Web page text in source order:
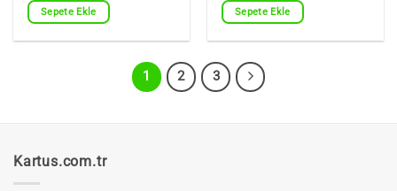
Sepete Ekle Sepete Ekle
1 2 3
Kartus.com.tr